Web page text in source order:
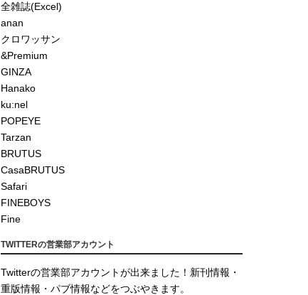
全雑誌(Excel)
anan
クロワッサン
&Premium
GINZA
Hanako
ku:nel
POPEYE
Tarzan
BRUTUS
CasaBRUTUS
Safari
FINEBOYS
Fine
TWITTERの営業部アカウント
Twitterの営業部アカウントが出来ました！新刊情報・
重版情報・パブ情報などをつぶやきます。